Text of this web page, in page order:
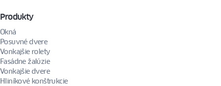
Produkty
Okná
Posuvné dvere
Vonkajšie rolety
Fasádne žalúzie
Vonkajšie dvere
Hliníkové konštrukcie